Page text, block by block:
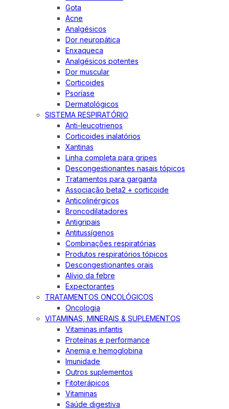
Gota
Acne
Analgésicos
Dor neuropática
Enxaqueca
Analgésicos potentes
Dor muscular
Corticoides
Psoríase
Dermatológicos
SISTEMA RESPIRATÓRIO
Anti-leucotrienos
Corticoides inalatórios
Xantinas
Linha completa para gripes
Descongestionantes nasais tópicos
Tratamentos para garganta
Associação beta2 + corticoide
Anticolinérgicos
Broncodilatadores
Antigripais
Antitussígenos
Combinações respiratórias
Produtos respiratórios tópicos
Descongestionantes orais
Alívio da febre
Expectorantes
TRATAMENTOS ONCOLÓGICOS
Oncologia
VITAMINAS, MINERAIS & SUPLEMENTOS
Vitaminas infantis
Proteínas e performance
Anemia e hemoglobina
Imunidade
Outros suplementos
Fitoterápicos
Vitaminas
Saúde digestiva